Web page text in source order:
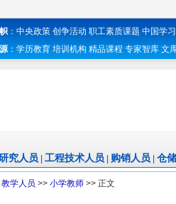
： 中央政策 创争活动 职工素质课题 中国学
： 学历教育 培训机构 精品课程 专家智库 文
究人员 工程技术人员 购销人员 仓
教学人员 >> 小学教师 >> 正文